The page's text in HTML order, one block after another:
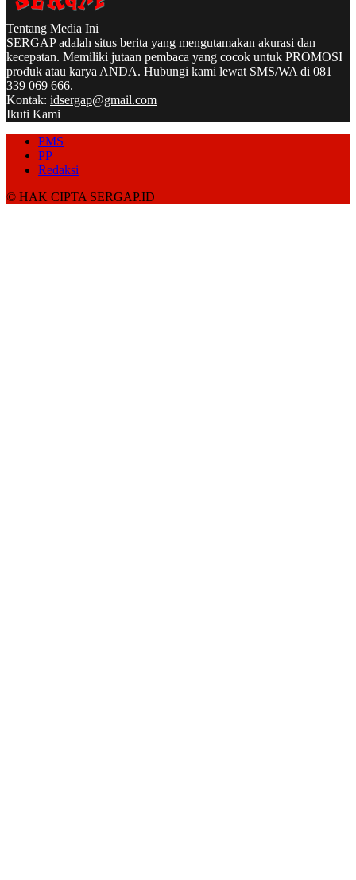
Tentang Media Ini
SERGAP adalah situs berita yang mengutamakan akurasi dan
kecepatan. Memiliki jutaan pembaca yang cocok untuk PROMOSI
produk atau karya ANDA. Hubungi kami lewat SMS/WA di 081
339 069 666.
Kontak: idsergap@gmail.com
Ikuti Kami
PMS
PP
Redaksi
© HAK CIPTA SERGAP.ID